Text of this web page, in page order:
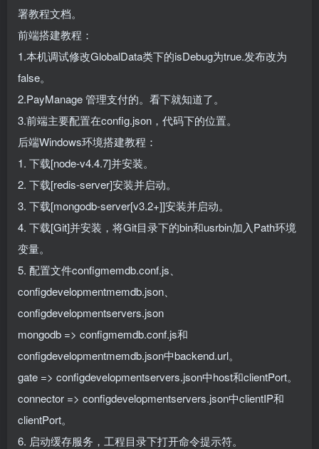
署教程文档。
前端搭建教程：
1.本机调试修改GlobalData类下的isDebug为true.发布改为
false。
2.PayManage 管理支付的。看下就知道了。
3.前端主要配置在config.json，代码下的位置。
后端Windows环境搭建教程：
1. 下载[node-v4.4.7]并安装。
2. 下载[redis-server]安装并启动。
3. 下载[mongodb-server[v3.2+]]安装并启动。
4. 下载[Git]并安装，将Git目录下的bin和usrbin加入Path环境
变量。
5. 配置文件configmemdb.conf.js、
configdevelopmentmemdb.json、
configdevelopmentservers.json
mongodb => configmemdb.conf.js和
configdevelopmentmemdb.json中backend.url。
gate => configdevelopmentservers.json中host和clientPort。
connector => configdevelopmentservers.json中clientIP和
clientPort。
6. 启动缓存服务，工程目录下打开命令提示符。